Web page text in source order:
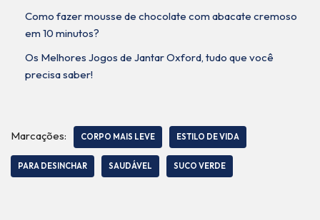
Como fazer mousse de chocolate com abacate cremoso
em 10 minutos?
Os Melhores Jogos de Jantar Oxford, tudo que você
precisa saber!
Marcações: CORPO MAIS LEVE ESTILO DE VIDA
PARA DESINCHAR SAUDÁVEL SUCO VERDE